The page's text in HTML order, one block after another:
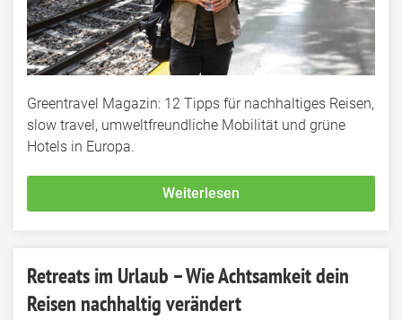
Greentravel Magazin: 12 Tipps für nachhaltiges Reisen,
slow travel, umweltfreundliche Mobilität und grüne
Hotels in Europa.
Weiterlesen
Retreats im Urlaub – Wie Achtsamkeit dein
Reisen nachhaltig verändert